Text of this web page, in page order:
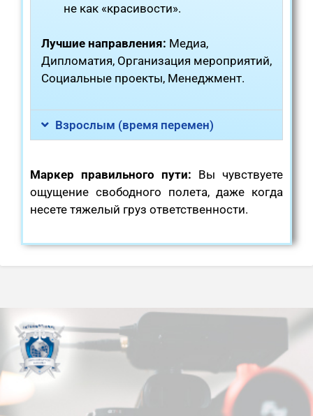
не как «красивости».
Лучшие направления: Медиа,
Дипломатия, Организация мероприятий,
Социальные проекты, Менеджмент.
Взрослым (время перемен)
Маркер правильного пути: Вы чувствуете
ощущение свободного полета, даже когда
несете тяжелый груз ответственности.